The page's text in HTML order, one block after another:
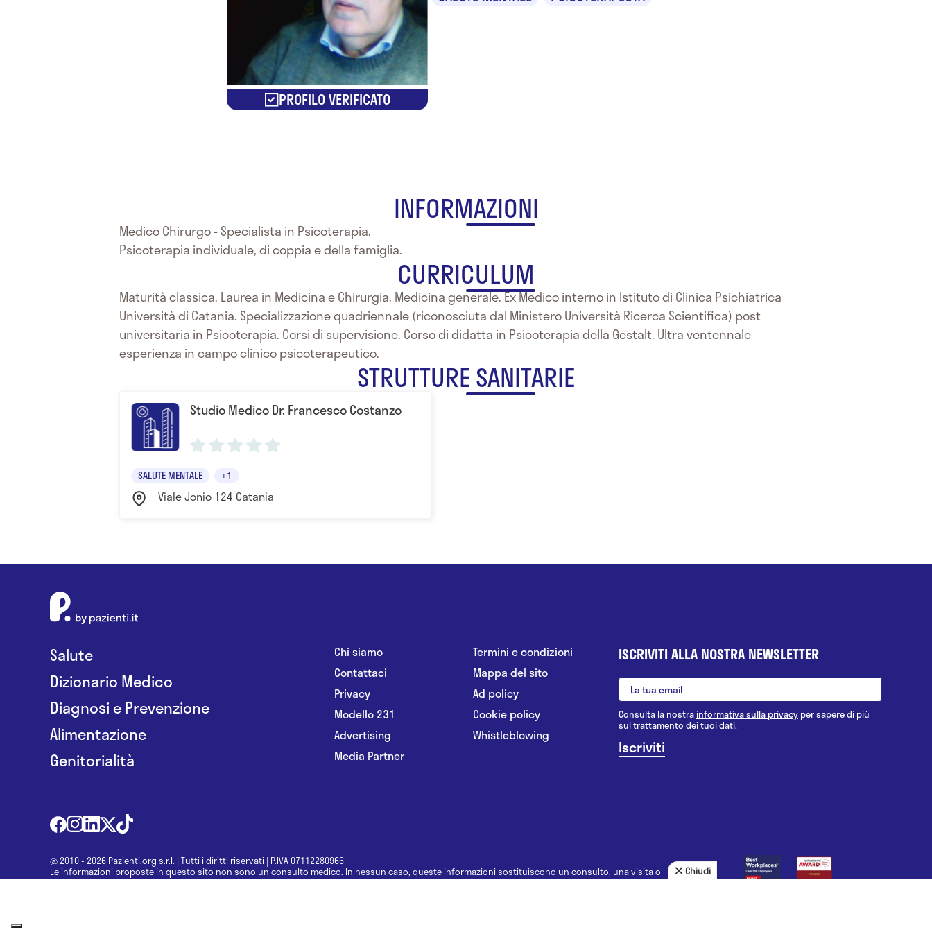
PROFILO VERIFICATO
INFORMAZIONI
Medico Chirurgo - Specialista in Psicoterapia.
Psicoterapia individuale, di coppia e della famiglia.
CURRICULUM
Maturità classica. Laurea in Medicina e Chirurgia. Medicina generale. Ex Medico interno in Istituto di Clinica Psichiatrica
Università di Catania. Specializzazione quadriennale (riconosciuta dal Ministero Università Ricerca Scientifica) post
universitaria in Psicoterapia. Corsi di supervisione. Corso di didatta in Psicoterapia della Gestalt. Ultra ventennale
esperienza in campo clinico psicoterapeutico.
STRUTTURE SANITARIE
Studio Medico Dr. Francesco Costanzo
SALUTE MENTALE +1
Viale Jonio 124 Catania
Salute
Dizionario Medico
Diagnosi e Prevenzione
Alimentazione
Genitorialità
Chi siamo
Contattaci
Privacy
Modello 231
Advertising
Media Partner
Termini e condizioni
Mappa del sito
Ad policy
Cookie policy
Whistleblowing
ISCRIVITI ALLA NOSTRA NEWSLETTER
Consulta la nostrainformativa sulla privacy per sapere di più
sul trattamento dei tuoi dati.
@ 2010 - 2026 Pazienti.org s.r.l. | Tutti i diritti riservati | P.IVA 07112280966
Le informazioni proposte in questo sito non sono un consulto medico. In nessun caso, queste informazioni sostituiscono un consulto, una visita o
una diagnosi formulata dal medico. Non si devono considerare le informazioni disponibili come suggerimenti per la formulazione di una diagnosi, la
Chiudi